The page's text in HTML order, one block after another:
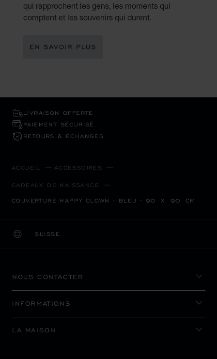
qui rapprochent les gens, les moments qui
comptent et les souvenirs qui durent.
EN SAVOIR PLUS
LIVRAISON OFFERTE
PAIEMENT SÉCURISÉ
RETOURS & ÉCHANGES
ACCUEIL ACCESSOIRES
CADEAUX DE NAISSANCE
COUVERTURE HAPPY CLOWN - BLEU - 90 X 90 CM
SUISSE
LOCALISATION (CHANGER DE PAYS)
CHANGER DE PAYS
NOUS CONTACTER
INFORMATIONS
LA MAISON